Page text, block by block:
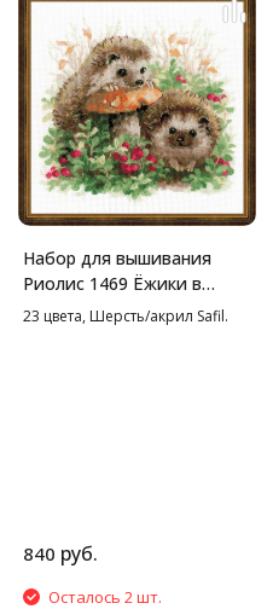
Набор для вышивания
Риолис 1469 Ёжики в
бруснике, 25*25 см
23 цвета, Шерсть/акрил Safil.
840 руб.
Осталось 2 шт.